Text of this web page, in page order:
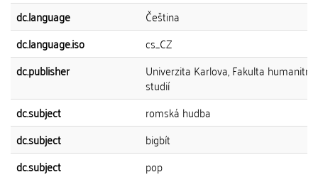
dc.language
Čeština
dc.language.iso
cs_CZ
dc.publisher
Univerzita Karlova, Fakulta
studií
dc.subject
romská hudba
dc.subject
bigbít
dc.subject
pop